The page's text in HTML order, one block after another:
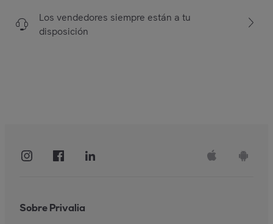
Los vendedores siempre están a tu
disposición
Sobre Privalia